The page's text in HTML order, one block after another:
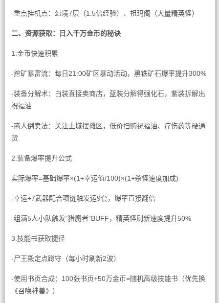
-重点挂机点：幻境7层（1.5倍经验）、祖玛阁（大量精英怪）
二、资源获取：日入千万金币的秘诀
1.金币快速积累
-挖矿暴富流：每日21:00矿区暴动活动，黑铁矿石爆率提升300%
-装备分解术：白装直接卖商店，蓝装分解得强化石，紫装拆解出
祝福油
-商人倒卖法：关注土城摆摊区，低价扫购祝福油、疗伤药等硬通
货
2.装备爆率提升公式
实际爆率=基础爆率×(1+幸运值/100)×(1+杀怪速度加成)
-幸运+7武器配合项链触发运9套，爆率直接翻倍
-组满5人小队触发“猎魔者”BUFF，精英怪刷新速度提升50%
3.技能书获取捷径
-尸王殿定点蹲守（每小时刷新2波）
-使用书页合成：100张书页+50万金币=随机高级技能书（优先换
《召唤神兽》）